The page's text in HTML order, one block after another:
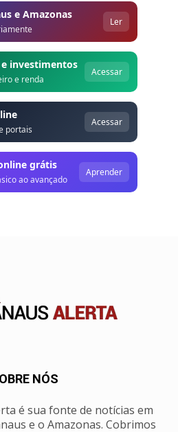
e Amazonas
Ler
investimentos
e renda
Acessar
portais
Acessar
grátis
ao avançado
Aprender
NÓS
é sua fonte de notícias em
e o Amazonas. Cobrimos